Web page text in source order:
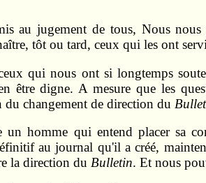
au jugement de tous, Nous
tôt ou tard, ceux qui les ont
qui nous ont si longtemps
digne. A mesure que les
changement de direction du
homme qui entend placer sa
au journal qu'il a créé,
la direction du Bulletin. Et nous